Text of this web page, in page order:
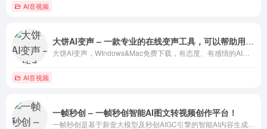
AI音视频
大饼AI变声 – 一款专业的在线变声工具，可以帮助用户轻松改变自己的音色
AI音视频
一帧秒创 – 一帧秒创智能AI图文转视频创作平台！